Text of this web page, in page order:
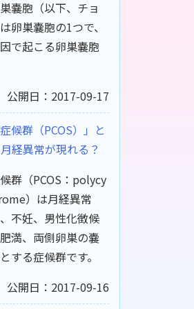
嚢胞（以下、チョ
卵巣嚢胞の1つで、
で起こる卵巣嚢胞
公開日：2017-09-17
候群（PCOS）」と
経異常が現れる？
群（PCOS：polycy
）は月経異常
不妊、男性化徴候
満、両側卵巣の嚢
する症候群です。
公開日：2017-09-16